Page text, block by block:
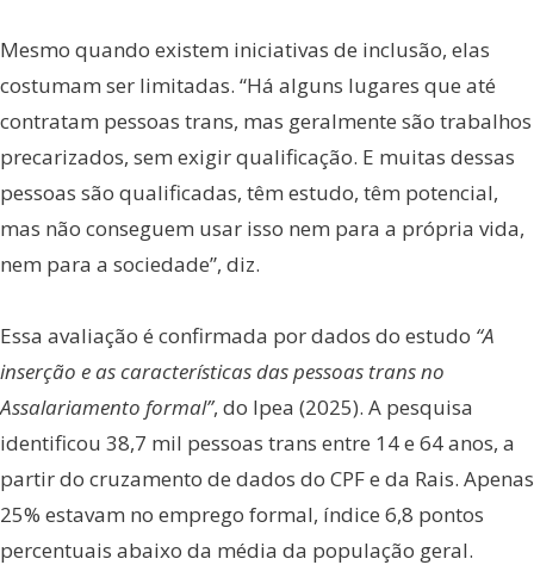
Mesmo quando existem iniciativas de inclusão, elas
costumam ser limitadas. “Há alguns lugares que até
contratam pessoas trans, mas geralmente são trabalhos
precarizados, sem exigir qualificação. E muitas dessas
pessoas são qualificadas, têm estudo, têm potencial,
mas não conseguem usar isso nem para a própria vida,
nem para a sociedade”, diz.
Essa avaliação é confirmada por dados do estudo “A
inserção e as características das pessoas trans no
Assalariamento formal”, do Ipea (2025). A pesquisa
identificou 38,7 mil pessoas trans entre 14 e 64 anos, a
partir do cruzamento de dados do CPF e da Rais. Apenas
25% estavam no emprego formal, índice 6,8 pontos
percentuais abaixo da média da população geral.